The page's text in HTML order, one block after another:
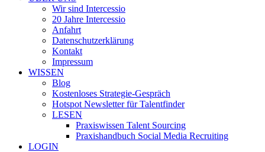
Wir sind Intercessio
20 Jahre Intercessio
Anfahrt
Datenschutzerklärung
Kontakt
Impressum
WISSEN
Blog
Kostenloses Strategie-Gespräch
Hotspot Newsletter für Talentfinder
LESEN
Praxiswissen Talent Sourcing
Praxishandbuch Social Media Recruiting
LOGIN